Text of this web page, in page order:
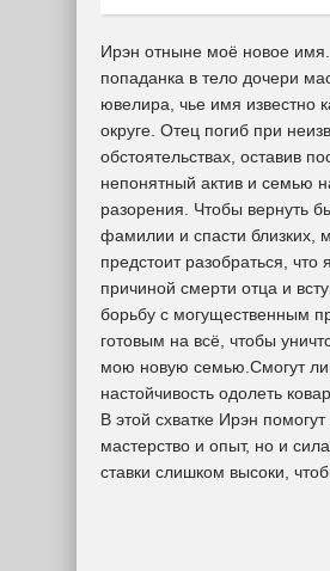
Ирэн отныне моё новое
попаданка в тело дочери
ювелира, чье имя известно
округе. Отец погиб при
обстоятельствах, оставив
непонятный актив и семью
разорения. Чтобы вернуть
фамилии и спасти близких,
предстоит разобраться, что
причиной смерти отца и
борьбу с могущественным
готовым на всё, чтобы
мою новую семью.Смогут ли
настойчивость одолеть
В этой схватке Ирэн помогут
мастерство и опыт, но и
ставки слишком высоки,